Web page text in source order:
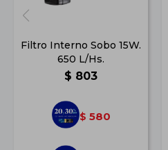
Filtro Interno Sobo 15W.
650 L/Hs.
$ 803
$ 580